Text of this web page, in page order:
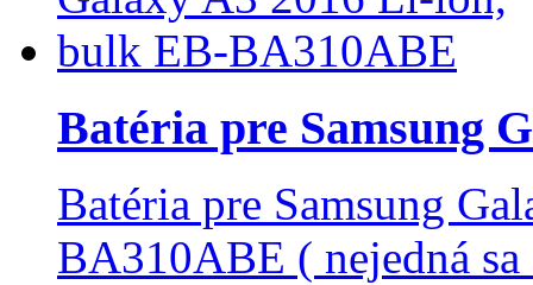
Batéria pre Samsung
Batéria pre Samsung
BA310ABE ( nejedná